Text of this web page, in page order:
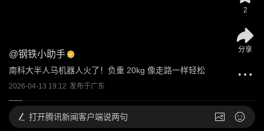
@钢铁小助手
南科大半人马机器人火了！负重 20kg 像走路一样轻松
2026-04-13 19:12 发布于广东
2
分享
打开腾讯新闻客户端说两句